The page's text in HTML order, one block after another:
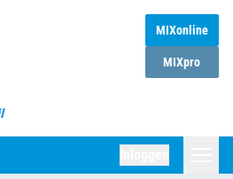
MIXonline
MIXpro